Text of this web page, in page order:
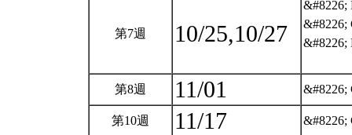
第7週 10/25,10/27
&#8226;
&#8226;
&#8226;
第8週 11/01 &#8226;
第10週 11/17 &#8226;